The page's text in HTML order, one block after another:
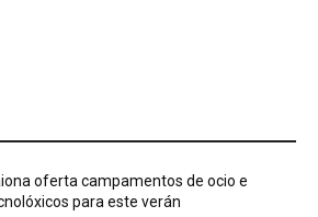
oferta campamentos de ocio e
para este verán